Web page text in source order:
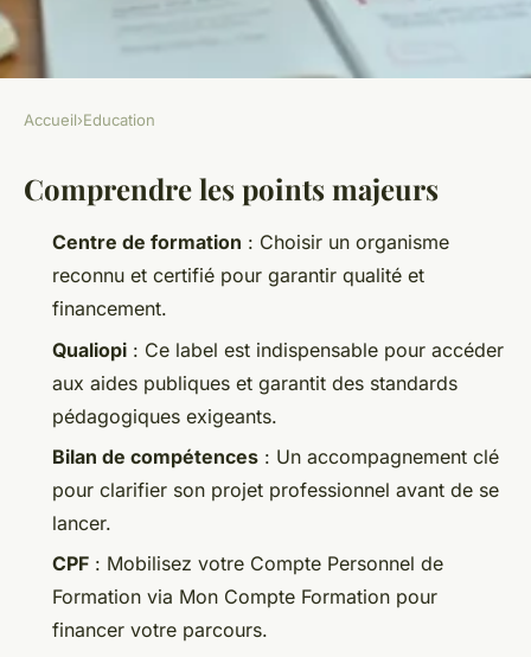
Trouver la formation qui
correspond à son projet
Pierrick•06/07/2026 08:04•10 min de lecture
Accueil›Education
Comprendre les points majeurs
Centre de formation : Choisir un organisme
reconnu et certifié pour garantir qualité et
financement.
Qualiopi : Ce label est indispensable pour accéder
aux aides publiques et garantit des standards
pédagogiques exigeants.
Bilan de compétences : Un accompagnement clé
pour clarifier son projet professionnel avant de se
lancer.
CPF : Mobilisez votre Compte Personnel de
Formation via Mon Compte Formation pour
financer votre parcours.